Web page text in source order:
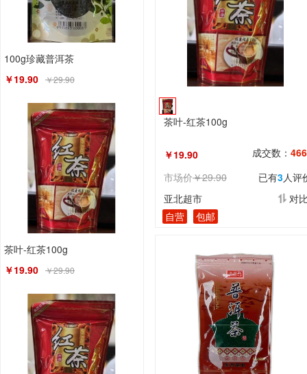
100g珍藏普洱茶
￥19.90 ￥29.90
茶叶-红茶100g
￥19.90 ￥29.90
茶叶-红茶100g
￥19.90 成交数： 466
市场价￥29.90 已有3人评
亚北超市
对
自营
包邮